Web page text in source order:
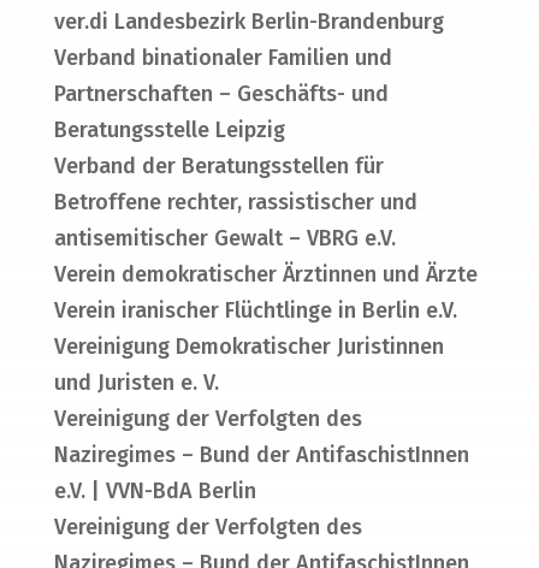
ver.di Landesbezirk Berlin-Brandenburg
Verband binationaler Familien und
Partnerschaften – Geschäfts- und
Beratungsstelle Leipzig
Verband der Beratungsstellen für
Betroffene rechter, rassistischer und
antisemitischer Gewalt – VBRG e.V.
Verein demokratischer Ärztinnen und Ärzte
Verein iranischer Flüchtlinge in Berlin e.V.
Vereinigung Demokratischer Juristinnen
und Juristen e. V.
Vereinigung der Verfolgten des
Naziregimes – Bund der AntifaschistInnen
e.V. | VVN-BdA Berlin
Vereinigung der Verfolgten des